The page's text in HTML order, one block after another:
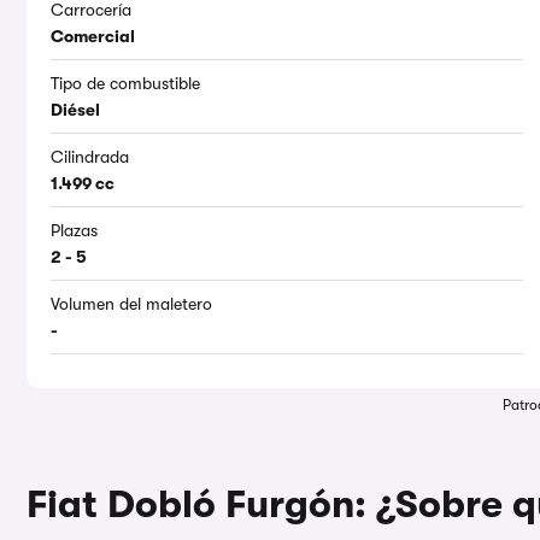
Carrocería
Comercial
Tipo de combustible
Diésel
Cilindrada
1.499 cc
Plazas
2 - 5
Volumen del maletero
-
Fiat Dobló Furgón: ¿Sobre